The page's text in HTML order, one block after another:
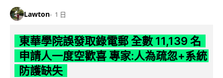
Lawton 1 日
東華學院誤發取錄電郵 全數 11,139 名
申請人一度空歡喜 專家:人為疏忽+系統
防護缺失